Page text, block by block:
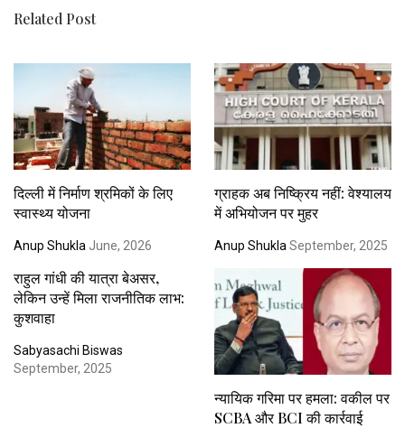
Related Post
दिल्ली में निर्माण श्रमिकों के लिए
स्वास्थ्य योजना
Anup Shukla June, 2026
ग्राहक अब निष्क्रिय नहीं: वेश्यालय
में अभियोजन पर मुहर
Anup Shukla September, 2025
राहुल गांधी की यात्रा बेअसर,
लेकिन उन्हें मिला राजनीतिक लाभ:
कुशवाहा
Sabyasachi Biswas
September, 2025
न्यायिक गरिमा पर हमला: वकील पर
SCBA और BCI की कार्रवाई